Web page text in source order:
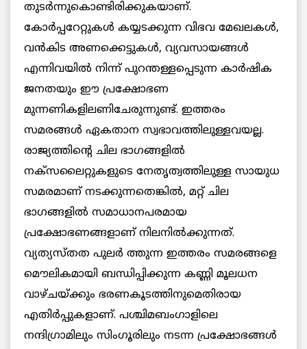
തുടര്‍ന്നുകൊണ്ടിരിക്കുകയാണ്.
കോര്‍പ്പറേറ്റുകള്‍ കയ്യടക്കുന്ന വിഭവ മേഖലകള്‍,
വന്‍കിട അണക്കെട്ടുകള്‍, വ്യവസായങ്ങള്‍
എന്നിവയില്‍ നിന്ന് പുറന്തള്ളപ്പെടുന്ന കാര്‍ഷിക
ജനതയും ഈ പ്രക്ഷോഭണ
മുന്നണികളിലണിചേരുന്നുണ്ട്. ഇത്തരം
സമരങ്ങള്‍ ഏകതാന സ്വഭാവത്തിലുള്ളവയല്ല.
രാജ്യത്തിന്റെ ചില ഭാഗങ്ങളില്‍
നക്സലൈറ്റുകളുടെ നേതൃത്വത്തിലുള്ള സായുധ
സമരമാണ് നടക്കുന്നതെങ്കില്‍, മറ്റ് ചില
ഭാഗങ്ങളില്‍ സമാധാനപരമായ
പ്രക്ഷോഭണങ്ങളാണ് നിലനില്‍ക്കുന്നത്.
വ്യത്യസ്തത പുലര്‍ ത്തുന്ന ഇത്തരം സമരങ്ങളെ
മൌലികമായി ബന്ധിപ്പിക്കുന്ന കണ്ണി മൂലധന
വാഴ്ചയ്ക്കും ഭരണകൂടത്തിനുമെതിരായ
എതിര്‍പ്പുകളാണ്. പശ്ചിമബംഗാളിലെ
നന്ദിഗ്രാമിലും സിംഗൂരിലും നടന്ന പ്രക്ഷോഭങ്ങള്‍